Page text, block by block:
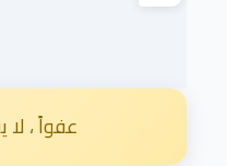
عفواً ، لا